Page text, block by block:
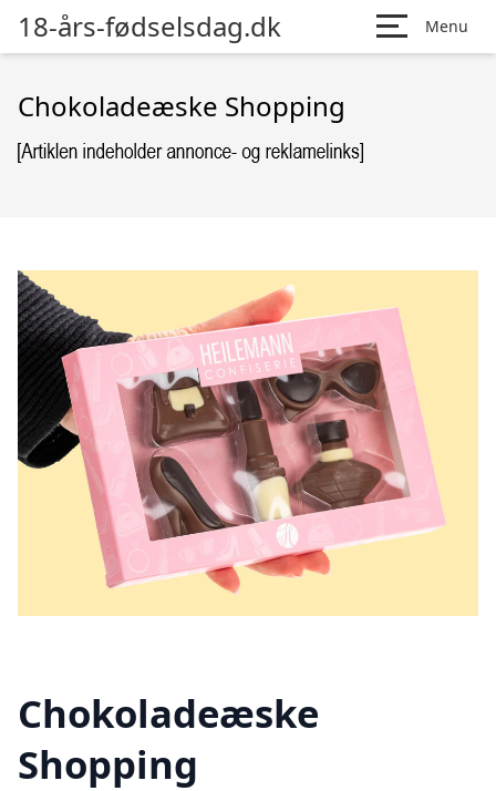
18-års-fødselsdag.dk Menu
Chokoladeæske Shopping
Chokoladeæske
Shopping